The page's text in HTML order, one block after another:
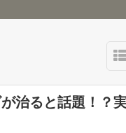
治ると話題！？